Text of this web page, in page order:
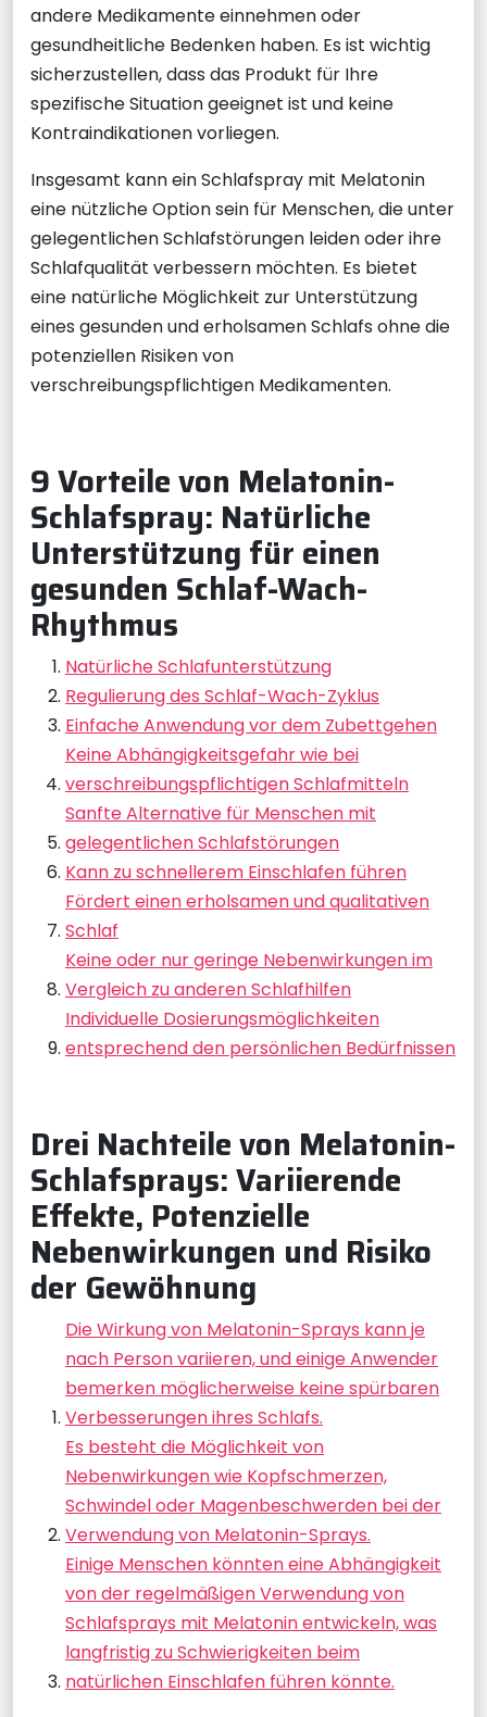
andere Medikamente einnehmen oder
gesundheitliche Bedenken haben. Es ist wichtig
sicherzustellen, dass das Produkt für Ihre
spezifische Situation geeignet ist und keine
Kontraindikationen vorliegen.
Insgesamt kann ein Schlafspray mit Melatonin
eine nützliche Option sein für Menschen, die unter
gelegentlichen Schlafstörungen leiden oder ihre
Schlafqualität verbessern möchten. Es bietet
eine natürliche Möglichkeit zur Unterstützung
eines gesunden und erholsamen Schlafs ohne die
potenziellen Risiken von
verschreibungspflichtigen Medikamenten.
9 Vorteile von Melatonin-
Schlafspray: Natürliche
Unterstützung für einen
gesunden Schlaf-Wach-
Rhythmus
Natürliche Schlafunterstützung
Regulierung des Schlaf-Wach-Zyklus
Einfache Anwendung vor dem Zubettgehen
Keine Abhängigkeitsgefahr wie bei
verschreibungspflichtigen Schlafmitteln
Sanfte Alternative für Menschen mit
gelegentlichen Schlafstörungen
Kann zu schnellerem Einschlafen führen
Fördert einen erholsamen und qualitativen
Schlaf
Keine oder nur geringe Nebenwirkungen im
Vergleich zu anderen Schlafhilfen
Individuelle Dosierungsmöglichkeiten
entsprechend den persönlichen Bedürfnissen
Drei Nachteile von Melatonin-
Schlafsprays: Variierende
Effekte, Potenzielle
Nebenwirkungen und Risiko
der Gewöhnung
Die Wirkung von Melatonin-Sprays kann je
nach Person variieren, und einige Anwender
bemerken möglicherweise keine spürbaren
Verbesserungen ihres Schlafs.
Es besteht die Möglichkeit von
Nebenwirkungen wie Kopfschmerzen,
Schwindel oder Magenbeschwerden bei der
Verwendung von Melatonin-Sprays.
Einige Menschen könnten eine Abhängigkeit
von der regelmäßigen Verwendung von
Schlafsprays mit Melatonin entwickeln, was
langfristig zu Schwierigkeiten beim
natürlichen Einschlafen führen könnte.